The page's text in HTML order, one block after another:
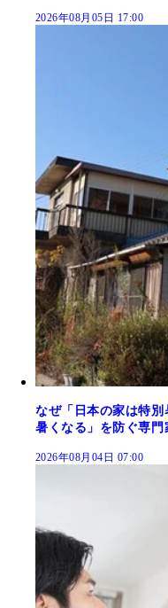
2026年08月05日 17:00
なぜ「日本の家は特
暑くなる」を防ぐ専門
2026年08月04日 07:00